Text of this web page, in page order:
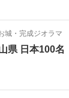
城・完成ジオラマ
県 日本100名